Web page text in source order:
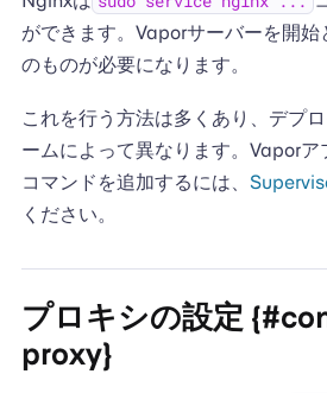
ができます。Vaporサーバーを開
のものが必要になります。
これを行う方法は多くあり、デプ
ームによって異なります。Vaporア
コマンドを追加するには、
ください。
プロキシの設定
proxy}